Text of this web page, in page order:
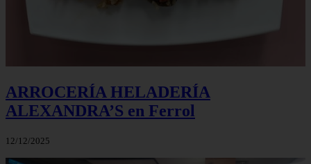
ARROCERÍA HELADERÍA
ALEXANDRA’S en Ferrol
12/12/2025